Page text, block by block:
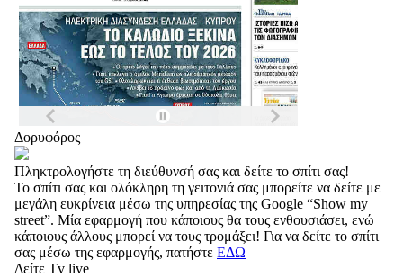
Δορυφόρος
Πληκτρολογήστε τη διεύθυνσή σας και δείτε το σπίτι σας!
Το σπίτι σας και ολόκληρη τη γειτονιά σας μπορείτε να δείτε με
μεγάλη ευκρίνεια μέσω της υπηρεσίας της Google “Show my
street”. Μία εφαρμογή που κάποιους θα τους ενθουσιάσει, ενώ
κάποιους άλλους μπορεί να τους τρομάξει! Για να δείτε το σπίτι
σας μέσω της εφαρμογής, πατήστε ΕΔΩ
Δείτε Tv live